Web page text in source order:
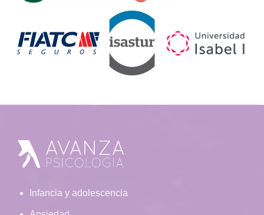
Footer
Infancia y adolescencia